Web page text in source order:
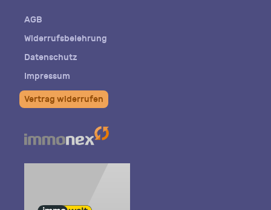
AGB
Widerrufsbelehrung
Datenschutz
Impressum
Vertrag widerrufen